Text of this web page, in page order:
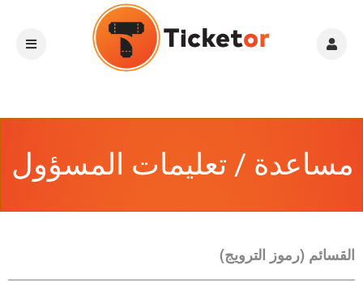
مساعدة / تعليمات المسؤول
القسائم (رموز الترويج)